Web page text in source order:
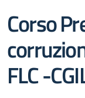
Corso
FLC -